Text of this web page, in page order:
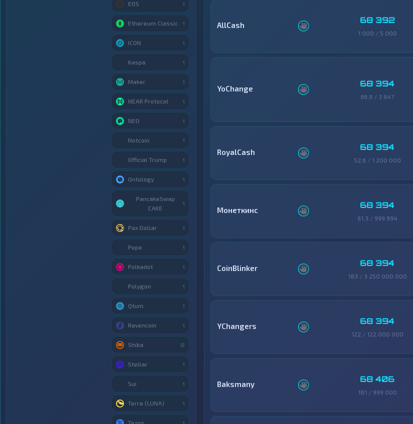
AllCash 68 392
1 000 / 5 000
YoChange 68 394
66,9 / 3 647
RoyalCash 68 394
52,6 / 1 200 000
Монеткинс 68 394
61,3 / 999 994
CoinBlinker 68 394
183 / 3 250 000 000
YChangers 68 394
122 / 122 000 000
Baksmany 68 406
181 / 999 000
EOS 1
Ethereum Classic 1
ICON 1
Kaspa 1
Maker 1
NEAR Protocol 1
NEO 1
Notcoin 1
Official Trump 1
Ontology 1
PancakeSwap
CAKE
1
Pax Dollar 1
Pepe 1
Polkadot 1
Polygon 1
Qtum 1
Ravencoin 1
Shiba 2
Stellar 1
Sui 1
Terra (LUNA) 1
Tezos 1